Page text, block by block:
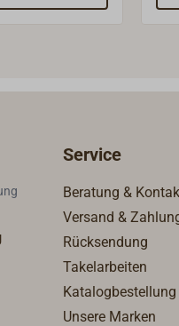
vom Typ
Decksstärken
einen
Lochausschnitt
Service
Beratung &
Versand &
Rücksendung
Takelarbeiten
Katalogbestellung
Unsere Marken